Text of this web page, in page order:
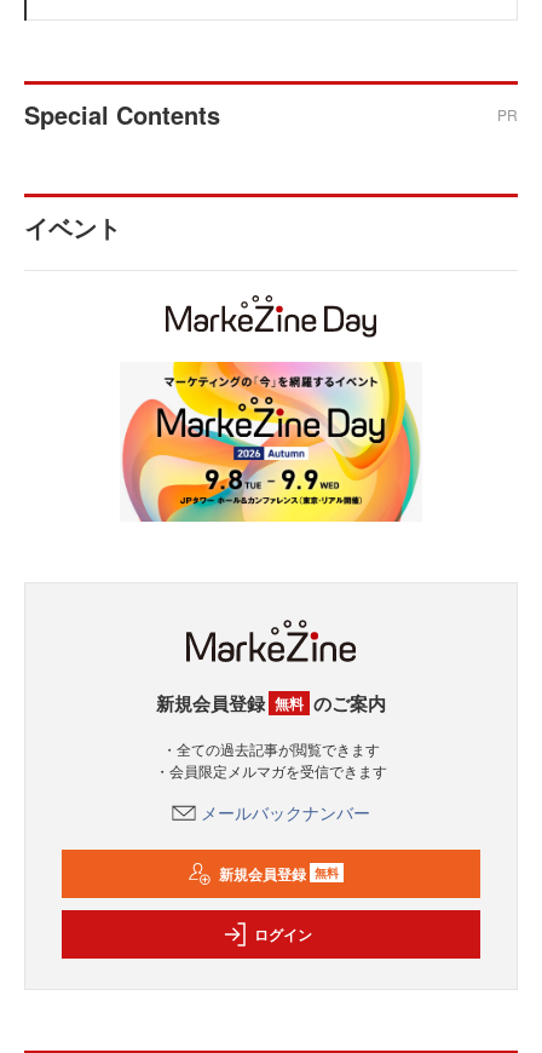
Special Contents PR
イベント
新規会員登録 無料 のご案内
・全ての過去記事が閲覧できます
・会員限定メルマガを受信できます
メールバックナンバー
新規会員登録 無料
ログイン